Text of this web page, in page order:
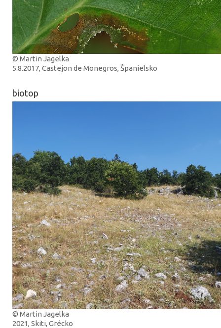
© Martin Jagelka
5.8.2017, Castejon de Monegros, Španielsko
biotop
© Martin Jagelka
2021, Skiti, Grécko